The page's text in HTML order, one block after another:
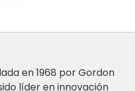
en 1968 por Gordon
líder en innovación